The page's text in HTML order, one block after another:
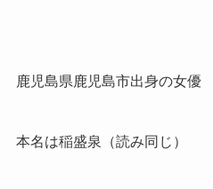
鹿児島県鹿児島市出身の女優
本名は稲盛泉（読み同じ）